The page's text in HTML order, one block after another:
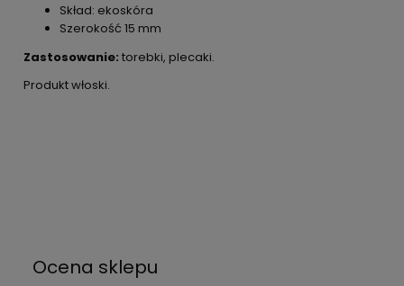
Skład: ekoskóra
Szerokość 15 mm
Zastosowanie: torebki, plecaki.
Produkt włoski.
Ocena sklepu